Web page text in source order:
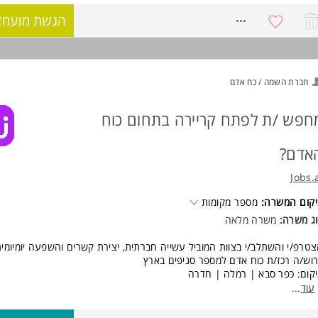
דרישות:
מזכירות רפואית - חובה
לעבודה במשמרות מפוצלות - חובה המשרה מיועדת לנשים ולגברים כאחד.
משרות ומידע על לאומית שירותי בריאות >
הגשת
חברת השמה / כח אדם
/ת לפתח קריירה בתחום כוח
המשרה: מספר מקומות
משרה: משרה מלאה
י והשתלב/י בצוות המוביל עשייה חברתית, יצירת קשרים והשפעה
ה רכז/ת כוח אדם למספר סניפים בארץ
כפר סבא | רמלה | חדרה
עוד...